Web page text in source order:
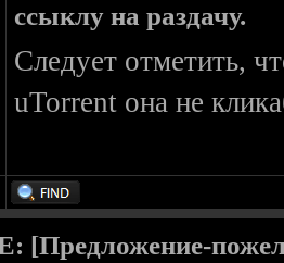
ссыклу на раздачу.
Следует отметить,
uTorrent она не
[Предложение-